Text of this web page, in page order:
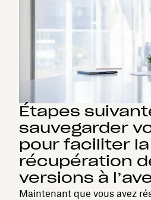
Étapes
sauvegarder
pour faciliter la
récupération
versions à
Maintenant que vous avez